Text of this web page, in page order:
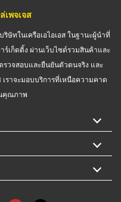
เพจเจส
ษัทในเครือเอไอเอส ในฐานะผู้นำที่
เก็ตติ้ง ผ่านเว็บไซต์รวมสินค้าและ
รวจสอบและยืนยันตัวตนจริง และ
ราจะมอบบริการที่เหนือความคาด
คุณภาพ